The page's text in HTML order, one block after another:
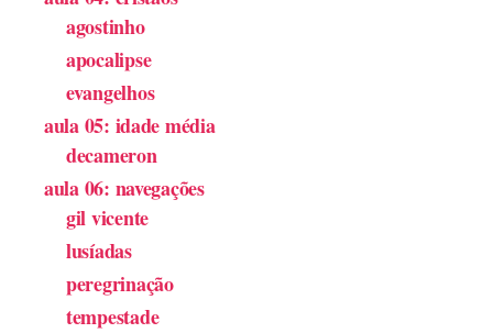
agostinho
apocalipse
evangelhos
aula 05: idade média
decameron
aula 06: navegações
gil vicente
lusíadas
peregrinação
tempestade